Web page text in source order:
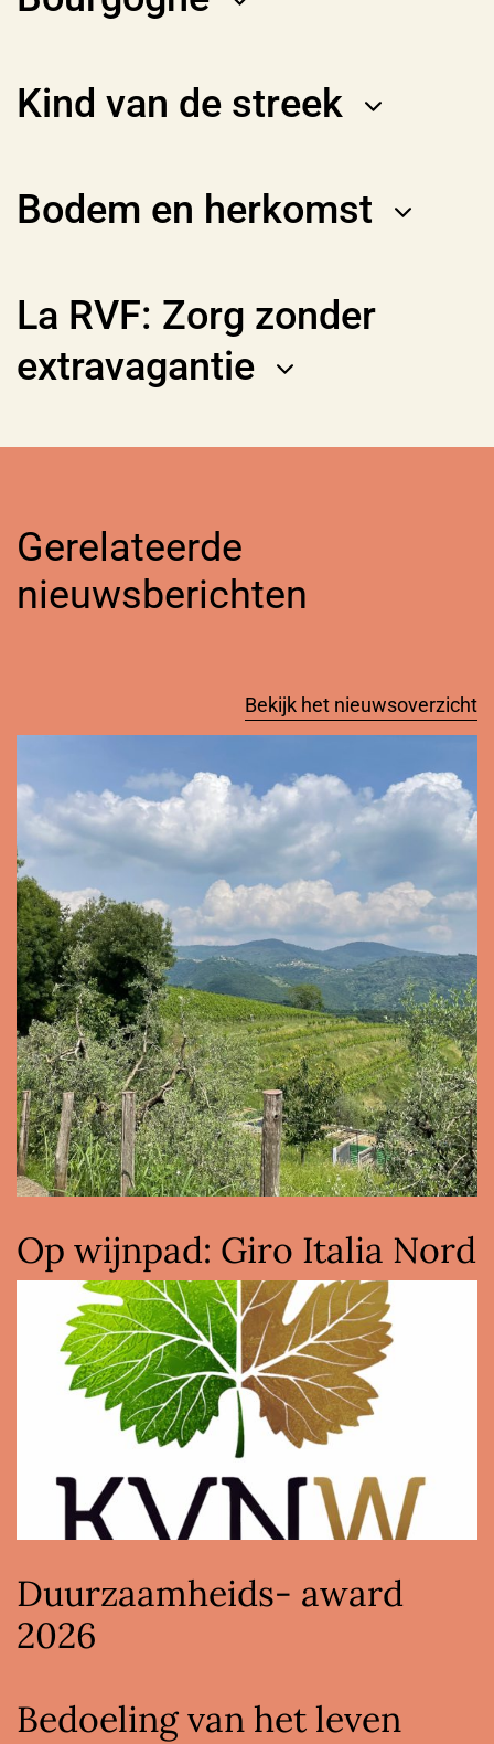
Kind van de streek
Bodem en herkomst
La RVF: Zorg zonder
extravagantie
Gerelateerde
nieuwsberichten
Bekijk het nieuwsoverzicht
Op wijnpad: Giro Italia Nord
Duurzaamheids- award
2026
Bedoeling van het leven